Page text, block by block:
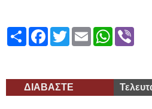
ShareFacebook
TwitterEmailWhatsApp
ΔΙΑΒΑΣΤΕ